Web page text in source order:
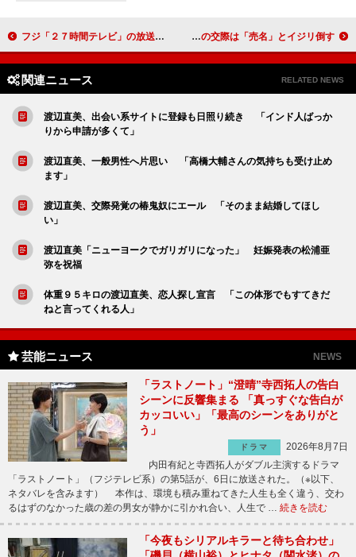
フジ「２７時間テレビ」の放送日決定！ 「ちびっこホンキーダンス選手権」を実施 西川史子、“焼き肉報道”の彼は「既婚者」 小峠と坂口の交際は「売名」とイジリ倒す
関連ニュース RELATED NEWS
渡辺直美、出会い系サイトに登録も日照り続き 「インド人ばっか
りから申請が多くて」
渡辺直美、一般男性へ片思い 「高橋大輔さんの気持ちも受け止め
ます」
渡辺直美、交際発覚の椿鬼奴にエール 「そのまま結婚してほし
い」
渡辺直美「ニューヨークでガリガリになった」 妊娠発表の松浦亜
弥を祝福
体重９５キロの渡辺直美、恋人探し宣言 「この体形でもすてきだ
ねと言ってくれる人」
芸能ニュース NEWS
「ラストノート」“澄晴”寺西拓人の告白
シーンに反響集まる 「真っすぐな告白が
カッコいい」「最高のシーンをありがと
う」
ドラマ
2026年8月7日
内田有紀と寺西拓人がダブル主演するドラマ
「ラストノート」（フジテレビ系）の第5話が、6日に放送された。（※以下、
ネタバレを含みます） 本作は、環境も積み重ねてきた人生も全く違う、交わ
るはずのなかった歳の差の男女が静かに引かれ合い、人生で … 続きを読む
「今夜もシリアルキラーと待ち合わせ」